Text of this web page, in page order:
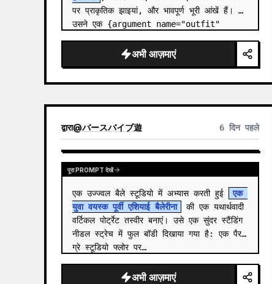
पर प्राकृतिक झाइयां, और भावपूर्ण भूरी आंखें हैं।
उसने एक {argument name="outfit"
अभी आज़माएं
द्वारा@バースバイブ遊 6 दिन पहले
पूरा PROMPT देखें
एक उज्ज्वल बैले स्टूडियो में अभ्यास करती हुई
एक
युवा वयस्क पूर्वी एशियाई बैलेरीना
की एक यथार्थवादी
वर्टिकल पोर्ट्रेट तस्वीर बनाएं। उसे एक सुंदर स्टैंडिंग
नीडल स्ट्रेच में फुल बॉडी दिखाया गया है: एक पैर
ग्रे स्टूडियो फ्लोर पर…
अभी आज़माएं